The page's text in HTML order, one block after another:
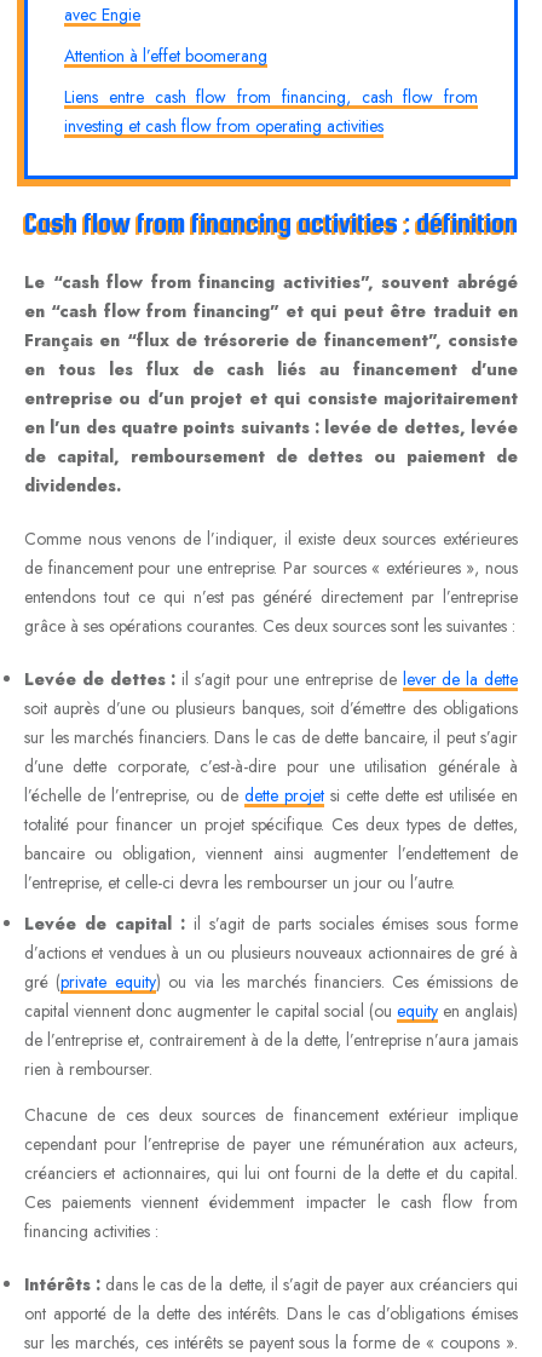
avec Engie
Attention à l’effet boomerang
Liens entre cash flow from financing, cash flow from
investing et cash flow from operating activities
Cash flow from financing activities : définition
Le “cash flow from financing activities”, souvent abrégé
en “cash flow from financing” et qui peut être traduit en
Français en “flux de trésorerie de financement”, consiste
en tous les flux de cash liés au financement d’une
entreprise ou d’un projet et qui consiste majoritairement
en l’un des quatre points suivants : levée de dettes, levée
de capital, remboursement de dettes ou paiement de
dividendes.
Comme nous venons de l’indiquer, il existe deux sources extérieures
de financement pour une entreprise. Par sources « extérieures », nous
entendons tout ce qui n’est pas généré directement par l’entreprise
grâce à ses opérations courantes. Ces deux sources sont les suivantes :
Levée de dettes : il s’agit pour une entreprise de lever de la dette
soit auprès d’une ou plusieurs banques, soit d’émettre des obligations
sur les marchés financiers. Dans le cas de dette bancaire, il peut s’agir
d’une dette corporate, c’est-à-dire pour une utilisation générale à
l’échelle de l’entreprise, ou de dette projet si cette dette est utilisée en
totalité pour financer un projet spécifique. Ces deux types de dettes,
bancaire ou obligation, viennent ainsi augmenter l’endettement de
l’entreprise, et celle-ci devra les rembourser un jour ou l’autre.
Levée de capital :il s’agit de parts sociales émises sous forme
d’actions et vendues à un ou plusieurs nouveaux actionnaires de gré à
gré (private equity) ou via les marchés financiers. Ces émissions de
capital viennent donc augmenter le capital social (ou equityen anglais)
de l’entreprise et, contrairement à de la dette, l’entreprise n’aura jamais
rien à rembourser.
Chacune de ces deux sources de financement extérieur implique
cependant pour l’entreprise de payer une rémunération aux acteurs,
créanciers et actionnaires, qui lui ont fourni de la dette et du capital.
Ces paiements viennent évidemment impacter le cash flow from
financing activities :
Intérêts : dans le cas de la dette, il s’agit de payer aux créanciers qui
ont apporté de la dette des intérêts. Dans le cas d’obligations émises
sur les marchés, ces intérêts se payent sous la forme de « coupons ».